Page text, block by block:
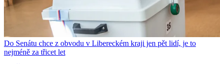
Do Senátu chce z obvodu v Libereckém kraji jen pět lidí, je to
nejméně za třicet let